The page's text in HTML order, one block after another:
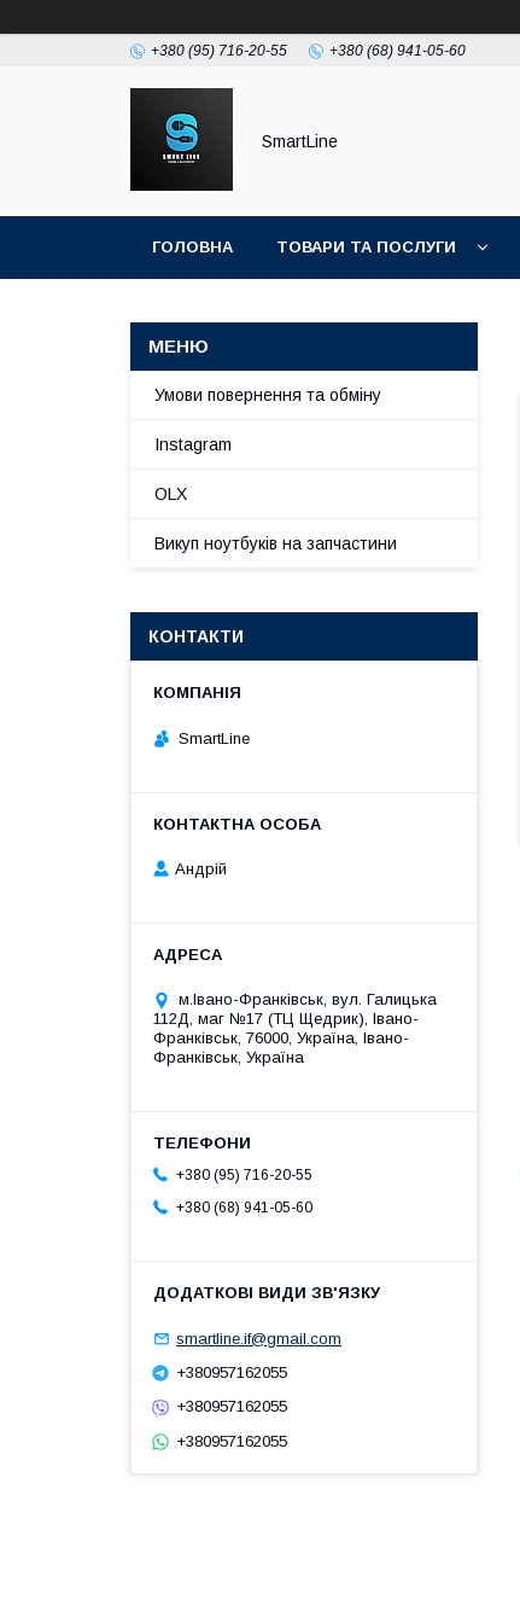
+380 (95) 716-20-55 +380 (68) 941-05-60
SmartLine
ГОЛОВНА ТОВАРИ ТА ПОСЛУГИ
Умови повернення та обміну
Instagram
OLX
Викуп ноутбуків на запчастини
КОНТАКТИ
SmartLine
Андрій
м.Івано-Франківськ, вул. Галицька
112Д, маг №17 (ТЦ Щедрик), Івано-
Франківськ, 76000, Україна, Івано-
Франківськ, Україна
+380 (95) 716-20-55
+380 (68) 941-05-60
smartline.if@gmail.com
+380957162055
+380957162055
+380957162055